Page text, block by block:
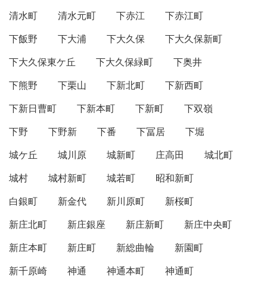
清水町
清水元町 下赤江
下赤江町
下飯野
下大浦 下大久保
下大久保新町
下大久保東ケ丘
下大久保緑町
下奥井
下熊野
下栗山 下新北町
下新西町
下新日曹町
下新本町 下新町
下双嶺
下野
下野新 下番 下冨居
下堀
城ケ丘
城川原 城新町 庄高田
城北町
城村
城村新町 城若町
昭和新町
白銀町
新金代 新川原町
新桜町
新庄北町
新庄銀座 新庄新町
新庄中央町
新庄本町
新庄町 新総曲輪
新園町
新千原崎
神通 神通本町
神通町